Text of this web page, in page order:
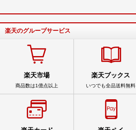
楽天のグループサービス
楽天市場
商品数は1億点以上
楽天ブックス
いつでも全品送料無料